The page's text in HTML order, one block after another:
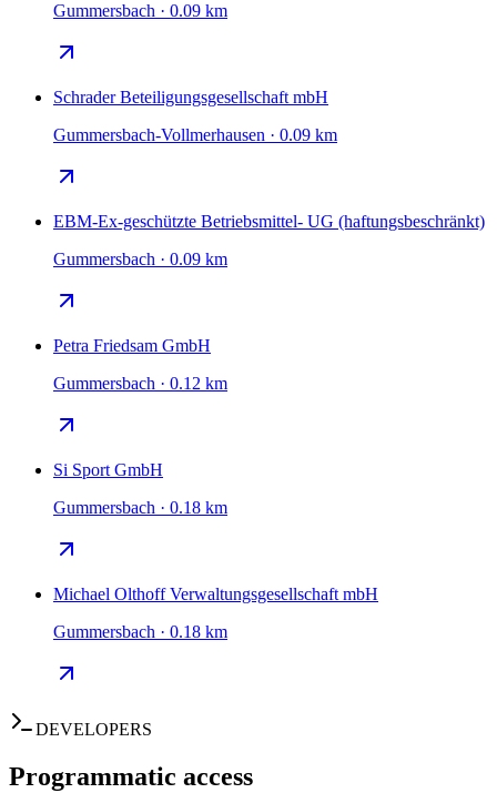
Gummersbach · 0.09 km
Schrader Beteiligungsgesellschaft mbH
Gummersbach-Vollmerhausen · 0.09 km
EBM-Ex-geschützte Betriebsmittel- UG (haftungsbeschränkt)
Gummersbach · 0.09 km
Petra Friedsam GmbH
Gummersbach · 0.12 km
Si Sport GmbH
Gummersbach · 0.18 km
Michael Olthoff Verwaltungsgesellschaft mbH
Gummersbach · 0.18 km
DEVELOPERS
Programmatic access